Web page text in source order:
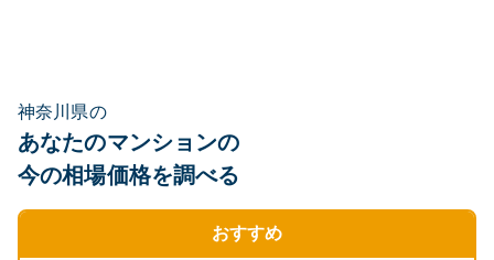
神奈川県の
あなたのマンションの
今の相場価格を調べる
おすすめ